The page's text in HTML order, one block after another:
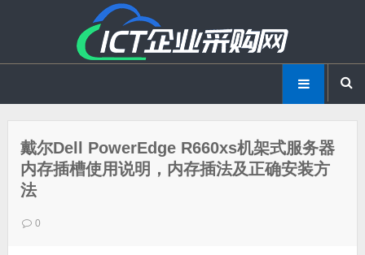
戴尔Dell PowerEdge R660xs机架式服务器
内存插槽使用说明，内存插法及正确安装方
法
0